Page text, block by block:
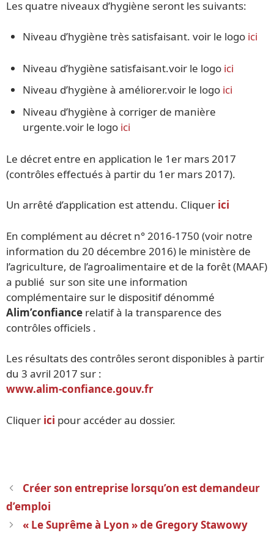
Les quatre niveaux d’hygiène seront les suivants:
Niveau d’hygiène très satisfaisant. voir le logo ici
Niveau d’hygiène satisfaisant.voir le logo ici
Niveau d’hygiène à améliorer.voir le logo ici
Niveau d’hygiène à corriger de manière
urgente.voir le logo ici
Le décret entre en application le 1er mars 2017
(contrôles effectués à partir du 1er mars 2017).
Un arrêté d’application est attendu. Cliquer ici
En complément au décret n° 2016-1750 (voir notre
information du 20 décembre 2016) le ministère de
l’agriculture, de l’agroalimentaire et de la forêt (MAAF)
a publié sur son site une information
complémentaire sur le dispositif dénommé
Alim’confiance relatif à la transparence des
contrôles officiels .
Les résultats des contrôles seront disponibles à partir
du 3 avril 2017 sur :
www.alim-confiance.gouv.fr
Cliquer ici pour accéder au dossier.
Navigation
des
articles
Créer son entreprise lorsqu’on est demandeur
d’emploi
« Le Suprême à Lyon » de Gregory Stawowy